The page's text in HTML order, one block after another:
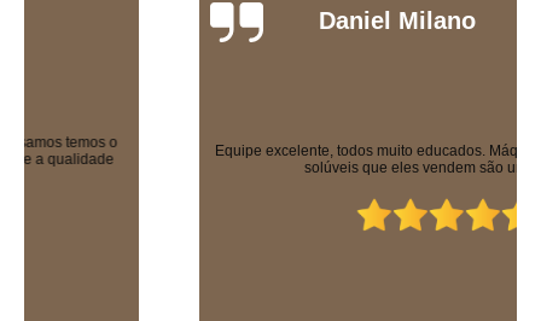
Daniel Milano
Equipe excelente, todos muito educados. Máquinas sensacionais e os
solúveis que eles vendem são uma delícia!